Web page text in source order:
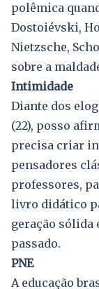
polêmica
Dostoiévski,
Nietzsche,
sobre a
Intimidade
Diante dos
(22), posso
precisa criar
pensadores
professores,
livro didático
geração sólida
passado.
PNE
A educação